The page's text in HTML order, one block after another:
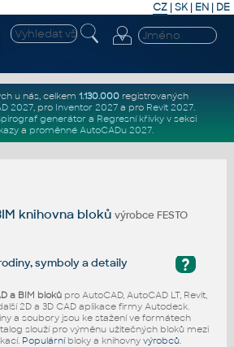
CZ | SK| EN | DE
u nás, celkem 1.130.000registrovaných
2027, pro Inventor 2027a pro Revit 2027.
generátor a Regresní křivkyv sekci
a proměnné AutoCADu 2027.
knihovna blokůvýrobce FESTO
?
symboly a detaily
a BIM blokůpro AutoCAD, AutoCAD LT, Revit,
2D a 3D CAD aplikace firmy Autodesk.
a soubory jsou ke stažení ve formátech
slouží pro výměnu užitečných bloků mezi
Populárníbloky a knihovny výrobců.